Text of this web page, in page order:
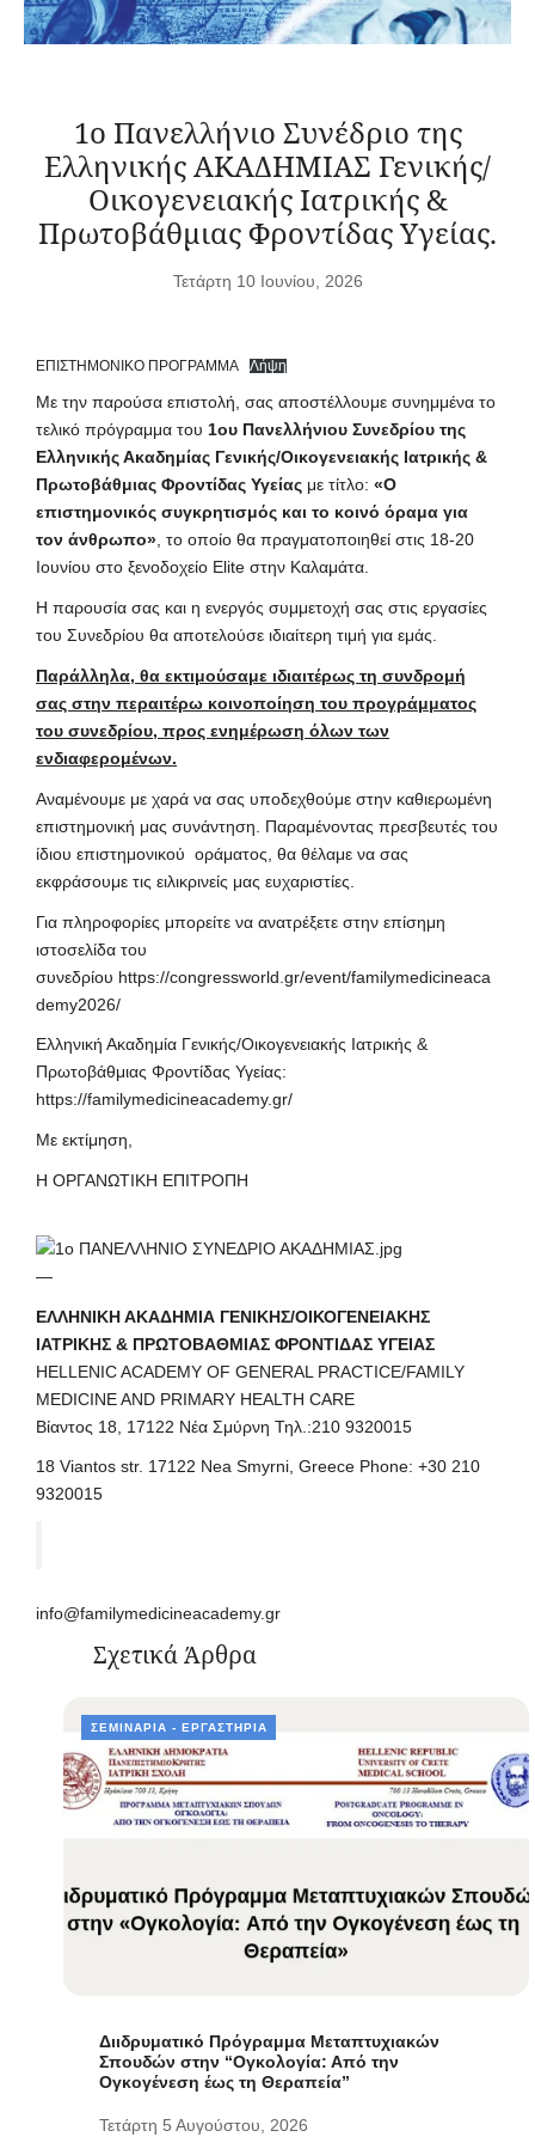
1ο Πανελλήνιο Συνέδριο της
Ελληνικής ΑΚΑΔΗΜΙΑΣ Γενικής/
Οικογενειακής Ιατρικής &
Πρωτοβάθμιας Φροντίδας Υγείας.
Τετάρτη 10 Ιουνίου, 2026
ΕΠΙΣΤΗΜΟΝΙΚΟ ΠΡΟΓΡΑΜΜΑ Λήψη
Mε την παρούσα επιστολή, σας αποστέλλουμε συνημμένα το
τελικό πρόγραμμα του 1ου Πανελλήνιου Συνεδρίου της
Ελληνικής Ακαδημίας Γενικής/Οικογενειακής Ιατρικής &
Πρωτοβάθμιας Φροντίδας Υγείας με τίτλο: «Ο
επιστημονικός συγκρητισμός και το κοινό όραμα για
τον άνθρωπο», το οποίο θα πραγματοποιηθεί στις 18-20
Ιουνίου στο ξενοδοχείο Elite στην Καλαμάτα.
Η παρουσία σας και η ενεργός συμμετοχή σας στις εργασίες
του Συνεδρίου θα αποτελούσε ιδιαίτερη τιμή για εμάς.
Παράλληλα, θα εκτιμούσαμε ιδιαιτέρως τη συνδρομή
σας στην περαιτέρω κοινοποίηση του προγράμματος
του συνεδρίου, προς ενημέρωση όλων των
ενδιαφερομένων.
Αναμένουμε με χαρά να σας υποδεχθούμε στην καθιερωμένη
επιστημονική μας συνάντηση. Παραμένοντας πρεσβευτές του
ίδιου επιστημονικού οράματος, θα θέλαμε να σας
εκφράσουμε τις ειλικρινείς μας ευχαριστίες.
Για πληροφορίες μπορείτε να ανατρέξετε στην επίσημη
ιστοσελίδα του
συνεδρίου https://congressworld.gr/event/familymedicineaca
demy2026/
Ελληνική Ακαδημία Γενικής/Οικογενειακής Ιατρικής &
Πρωτοβάθμιας Φροντίδας Υγείας:
https://familymedicineacademy.gr/
Με εκτίμηση,
Η ΟΡΓΑΝΩΤΙΚΗ ΕΠΙΤΡΟΠΗ
—
ΕΛΛΗΝΙΚΗ ΑΚΑΔΗΜΙΑ ΓΕΝΙΚΗΣ/ΟΙΚΟΓΕΝΕΙΑΚΗΣ
ΙΑΤΡΙΚΗΣ & ΠΡΩΤΟΒΑΘΜΙΑΣ ΦΡΟΝΤΙΔΑΣ ΥΓΕΙΑΣ
HELLENIC ACADEMY OF GENERAL PRACTICE/FAMILY
MEDICINE AND PRIMARY HEALTH CARE
Βίαντος 18, 17122 Νέα Σμύρνη Τηλ.:210 9320015
18 Viantos str. 17122 Nea Smyrni, Greece Phone: +30 210
9320015
info@familymedicineacademy.gr
Σχετικά Άρθρα
ΣΕΜΙΝΆΡΙΑ - ΕΡΓΑΣΤΉΡΙΑ
Διιδρυματικό Πρόγραμμα Μεταπτυχιακών
Σπουδών στην “Ογκολογία: Από την
Ογκογένεση έως τη Θεραπεία”
Τετάρτη 5 Αυγούστου, 2026